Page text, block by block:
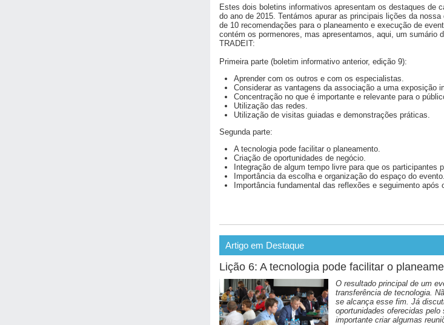
Estes dois boletins informativos apresentam os destaques de
do ano de 2015. Tentámos apurar as principais lições da
de 10 recomendações para o planeamento e execução de
contém os pormenores, mas apresentamos, aqui, um sumário
TRADEIT:
Primeira parte (boletim informativo anterior, edição 9):
Aprender com os outros e com os especialistas.
Considerar as vantagens da associação a uma exposição
Concentração no que é importante e relevante para o
Utilização das redes.
Utilização de visitas guiadas e demonstrações práticas.
Segunda parte:
A tecnologia pode facilitar o planeamento.
Criação de oportunidades de negócio.
Integração de algum tempo livre para que os participantes
Importância da escolha e organização do espaço do evento.
Importância fundamental das reflexões e seguimento após
Artigo em Destaque
Lição 6: A tecnologia pode facilitar o
O resultado principal de um
transferência de tecnologia.
se alcança esse fim. Já
oportunidades oferecidas
importante criar algumas